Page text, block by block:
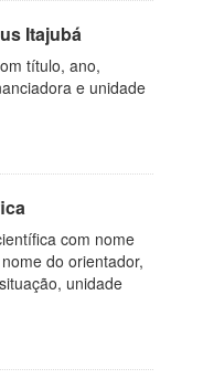
Itajubá
título, ano,
e unidade
com nome
do orientador,
unidade